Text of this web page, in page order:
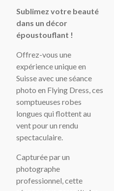
Sublimez votre beauté
dans un décor
époustouflant !
Offrez-vous une
expérience unique en
Suisse avec une séance
photo en Flying Dress, ces
somptueuses robes
longues qui flottent au
vent pour un rendu
spectaculaire.
Capturée par un
photographe
professionnel, cette